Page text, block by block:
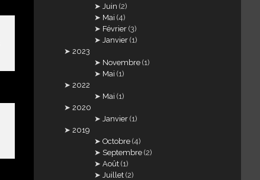
Juin (2)
Mai (4)
Février (3)
Janvier (1)
2023
Novembre (1)
Mai (1)
2022
Mai (1)
2020
Janvier (1)
2019
Octobre (4)
Septembre (2)
Août (1)
Juillet (2)